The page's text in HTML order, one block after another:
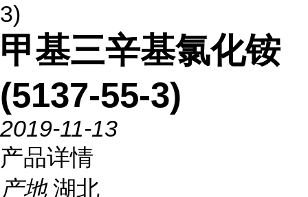
3)
甲基三辛基氯化铵
(5137-55-3)
2019-11-13
产品详情
产地 湖北